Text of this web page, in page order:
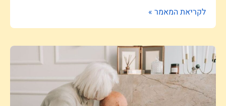
לקריאת המאמר »